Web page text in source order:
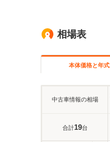
相場表
本体価格と年式
中古車情報の相場
合計19台